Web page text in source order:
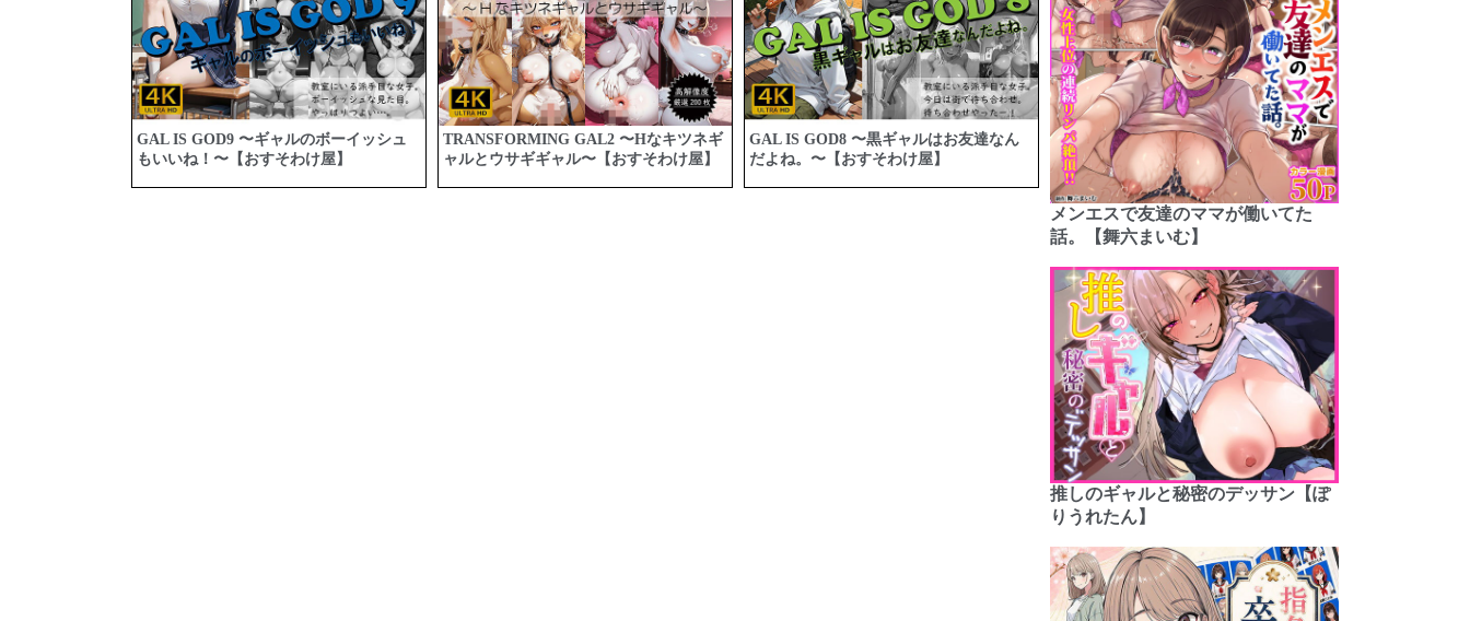
GAL IS GOD9 〜ギャルのボーイッシュ
もいいね！〜【おすそわけ屋】
TRANSFORMING GAL2 〜Hなキツネギ
ャルとウサギギャル〜【おすそわけ屋】
GAL IS GOD8 〜黒ギャルはお友達なん
だよね。〜【おすそわけ屋】
メンエスで友達のママが働いてた
話。【舞六まいむ】
推しのギャルと秘密のデッサン【ぽ
りうれたん】